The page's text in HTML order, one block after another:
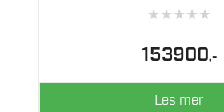
★★★★★
153900,-
Les mer